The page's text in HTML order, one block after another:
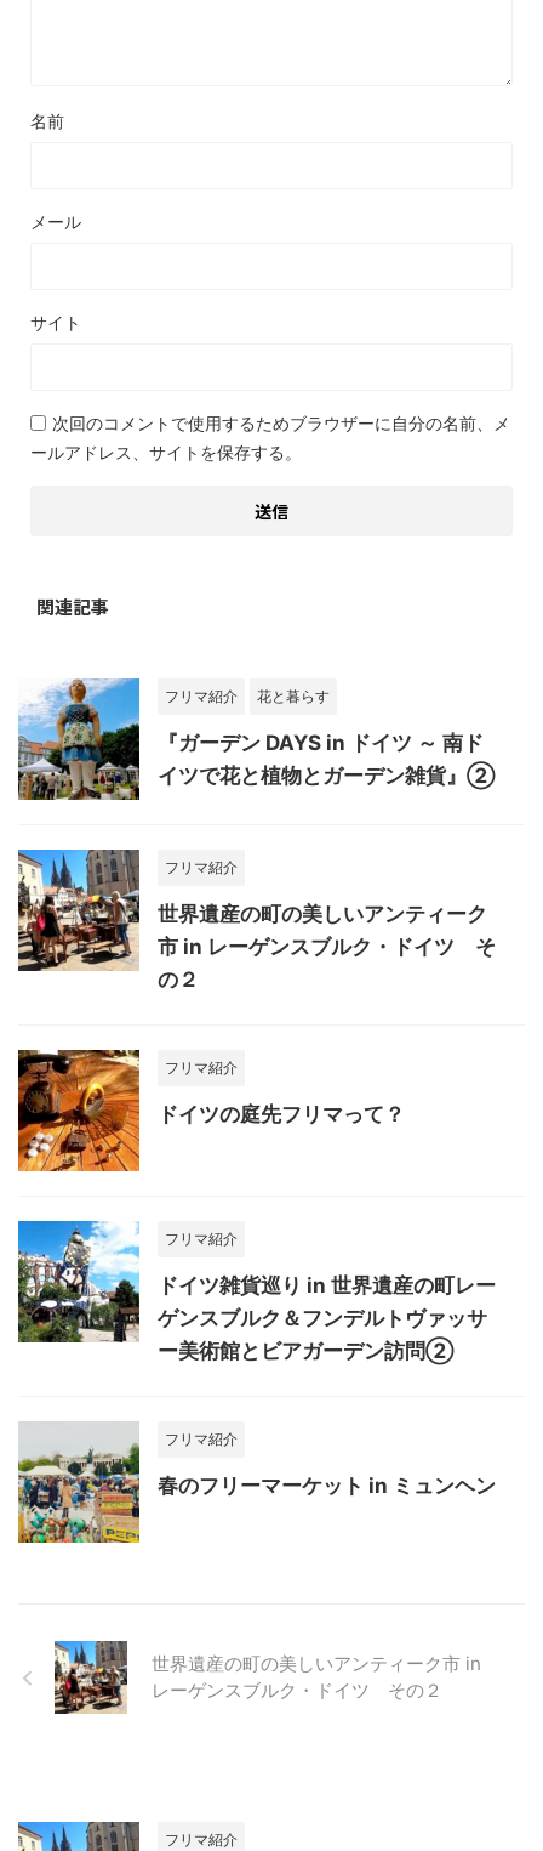
名前
メール
サイト
次回のコメントで使用するためブラウザーに自分の名前、メ
ールアドレス、サイトを保存する。
関連記事
フリマ紹介 花と暮らす
『ガーデン DAYS in ドイツ ～ 南ド
イツで花と植物とガーデン雑貨』②
フリマ紹介
世界遺産の町の美しいアンティーク
市 in レーゲンスブルク・ドイツ そ
の２
フリマ紹介
ドイツの庭先フリマって？
フリマ紹介
ドイツ雑貨巡り in 世界遺産の町レー
ゲンスブルク＆フンデルトヴァッサ
ー美術館とビアガーデン訪問②
フリマ紹介
春のフリーマーケット in ミュンヘン
世界遺産の町の美しいアンティーク市 in
レーゲンスブルク・ドイツ その２
フリマ紹介